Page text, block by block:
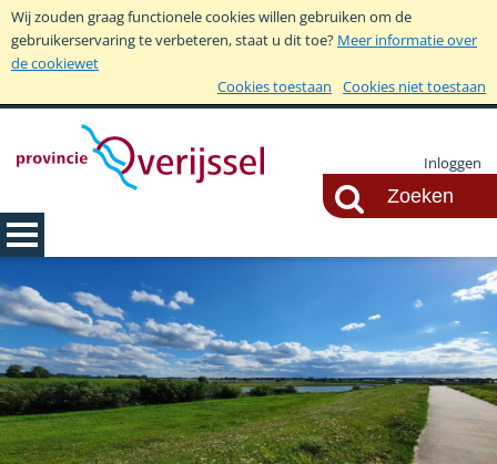
Wij zouden graag functionele cookies willen gebruiken om de
gebruikerservaring te verbeteren, staat u dit toe? Meer informatie over
de cookiewet
Cookies toestaan
Cookies niet toestaan
Inloggen